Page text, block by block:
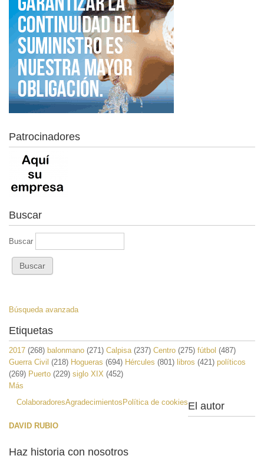
Patrocinadores
Buscar
Buscar
Búsqueda avanzada
Etiquetas
2017 (268) balonmano (271) Calpisa (237) Centro (275) fútbol (487)
Guerra Civil (218) Hogueras (694) Hércules (801) libros (421) políticos
(269) Puerto (229) siglo XIX (452)
Más
ColaboradoresAgradecimientos Política de cookiesEl autor
DAVID RUBIO
Haz historia con nosotros